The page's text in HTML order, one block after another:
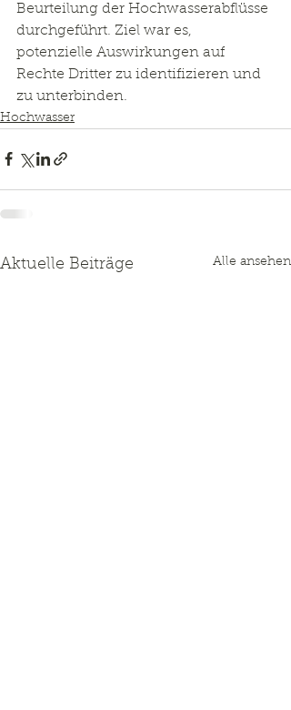
Beurteilung der Hochwasserabflüsse
durchgeführt. Ziel war es,
potenzielle Auswirkungen auf
Rechte Dritter zu identifizieren und
zu unterbinden.
Hochwasser
Aktuelle Beiträge Alle ansehen